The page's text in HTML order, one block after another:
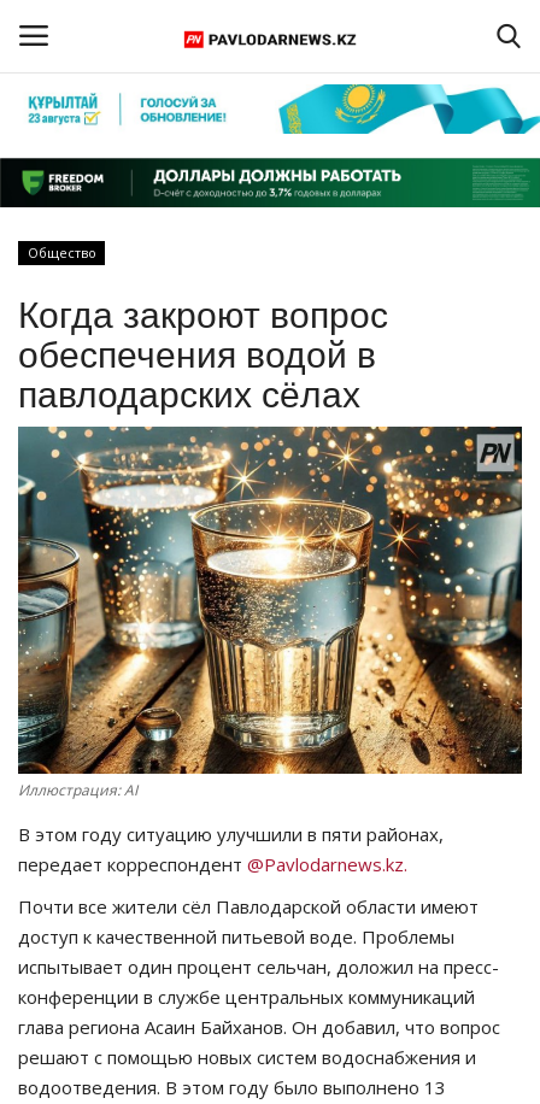
Регистрация
Главная
ПАВЛОДАРСКАЯ ОБЛАСТЬ
КАЗАХСТАН
МИР
СПЕЦПРОЕКТЫ
СПОРТ
Чек-лист
РАЗВЛЕЧЕНИЯ
OFFICIAL
Курултай
Қазақша Русский
Общество
Когда закроют вопрос
обеспечения водой в
павлодарских сёлах
Иллюстрация: AI
В этом году ситуацию улучшили в пяти районах,
передает корреспондент @Pavlodarnews.kz.
Почти все жители сёл Павлодарской области имеют
доступ к качественной питьевой воде. Проблемы
испытывает один процент сельчан, доложил на пресс-
конференции в службе центральных коммуникаций
глава региона Асаин Байханов. Он добавил, что вопрос
решают с помощью новых систем водоснабжения и
водоотведения. В этом году было выполнено 13